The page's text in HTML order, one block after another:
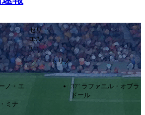
セリ
エA
2ｰ1
トリノ
ノ・エ
ミナ
37’ ラファエル・オブラ
ドール